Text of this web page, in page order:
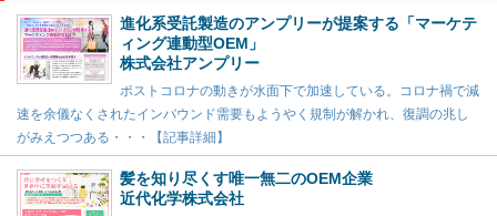
進化系受託製造のアンプリーが提案する「マーケテ
ィング連動型OEM」
株式会社アンプリー
ポストコロナの動きが水面下で加速している。コロナ禍で減
速を余儀なくされたインバウンド需要もようやく規制が解かれ、復調の兆し
がみえつつある・・・【記事詳細】
髪を知り尽くす唯一無二のOEM企業
近代化学株式会社